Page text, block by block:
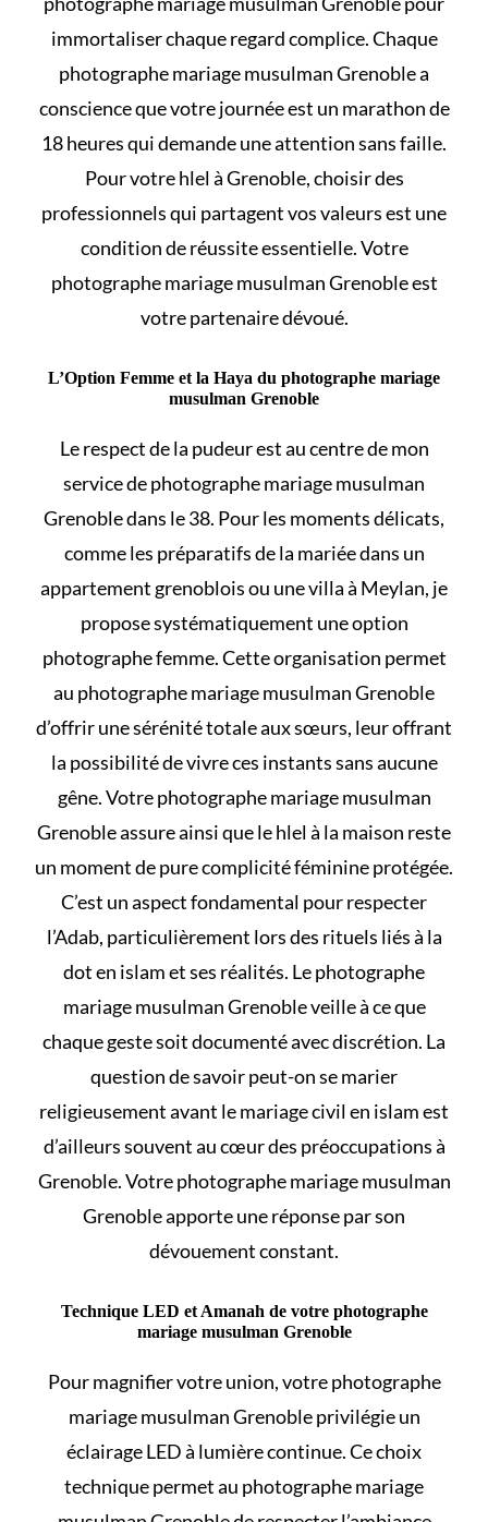
immortaliser chaque regard complice. Chaque
photographe mariage musulman Grenoble a
conscience que votre journée est un marathon de
18 heures qui demande une attention sans faille.
Pour votrehlelà Grenoble, choisir des
professionnels qui partagent vos valeurs est une
condition de réussite essentielle. Votre
photographe mariage musulman Grenoble est
votre partenaire dévoué.
L’Option Femme et la Haya du photographe mariage
musulman Grenoble
Le respect de la pudeur est au centre de mon
service de photographe mariage musulman
Grenoble dans le 38. Pour les moments délicats,
comme les préparatifs de la mariée dans un
appartement grenoblois ou une villa à Meylan, je
propose systématiquement une option
photographe femme. Cette organisation permet
au photographe mariage musulman Grenoble
d’offrir une sérénité totale aux sœurs, leur offrant
la possibilité de vivre ces instants sans aucune
gêne. Votre photographe mariage musulman
Grenoble assure ainsi que lehlel à la maison reste
un moment de pure complicité féminine protégée.
C’est un aspect fondamental pour respecter
l’Adab, particulièrement lors des rituels liés à la
dot en islam et ses réalités. Le photographe
mariage musulman Grenoble veille à ce que
chaque geste soit documenté avec discrétion. La
question de savoirpeut-on se marier
religieusement avant le mariage civil en islamest
d’ailleurs souvent au cœur des préoccupations à
Grenoble. Votre photographe mariage musulman
Grenoble apporte une réponse par son
dévouement constant.
Technique LED et Amanah de votre photographe
mariage musulman Grenoble
Pour magnifier votre union, votre photographe
mariage musulman Grenoble privilégie un
éclairage LED à lumière continue. Ce choix
technique permet au photographe mariage